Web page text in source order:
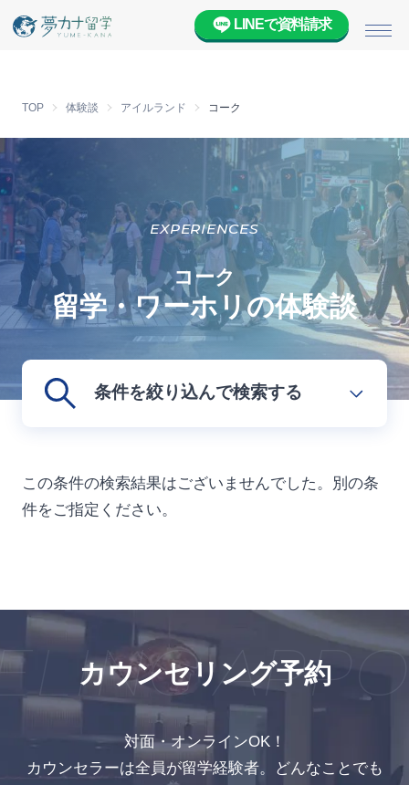
メ
LINEで資料請求
TOP 体験談 アイルランド コーク
EXPERIENCES
コーク
留学・ワーホリの体験談
条件を絞り込んで検索する
この条件の検索結果はございませんでした。別の条
件をご指定ください。
カウンセリング予約
対面・オンラインOK！
カウンセラーは全員が留学経験者。どんなことでも